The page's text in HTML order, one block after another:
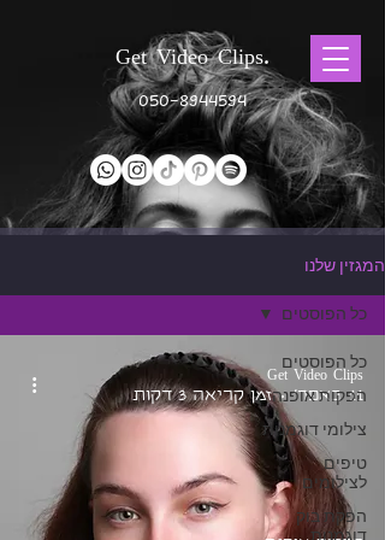
Get Video Clips.
050-8944594
המגזין שלנו
כל הפוסטים
הפקות אופנה
צילומי דוגמנות
טיפים
לצילומים
הפקת בוק
דוגמנות
כל הפוסטים
Get Video Clips
11 באפר׳
זמן קריאה 3 דקות